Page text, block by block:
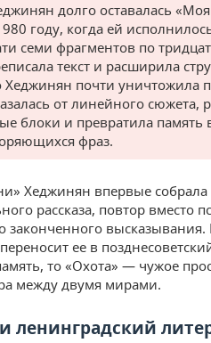
долго оставалась
году, когда ей
семи фрагментов по
текст и расширила
Хеджинян почти
от линейного сюжета,
блоки и превратила память
фраз.
Хеджинян впервые собрала
рассказа, повтор вместо
законченного
ее в
то «Охота» — чужое
между двумя мирами.
ленинградский